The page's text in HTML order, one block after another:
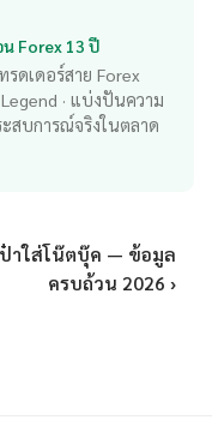
น Forex 13 ปี
ดเดอร์สาย Forex
· แบ่งปันความ
สบการณ์จริงในตลาด
ป๋าใส่โน๊ตบุ๊ค — ข้อมูล
ครบถ้วน 2026 ›